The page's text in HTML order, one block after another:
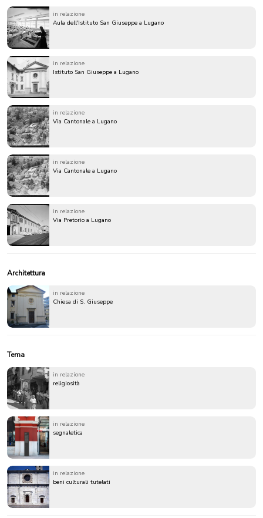
in relazione
Aula dell'Istituto San Giuseppe a Lugano
in relazione
Istituto San Giuseppe a Lugano
in relazione
Via Cantonale a Lugano
in relazione
Via Cantonale a Lugano
in relazione
Via Pretorio a Lugano
Architettura
in relazione
Chiesa di S. Giuseppe
Tema
in relazione
religiosità
in relazione
segnaletica
in relazione
beni culturali tutelati